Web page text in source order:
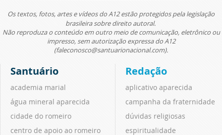
Os textos, fotos, artes e vídeos do A12 estão protegidos pela legislação
brasileira sobre direito autoral.
Não reproduza o conteúdo em outro meio de comunicação, eletrônico ou
impresso, sem autorização expressa do A12
(faleconosco@santuarionacional.com).
Santuário
academia marial
água mineral aparecida
cidade do romeiro
centro de apoio ao romeiro
Redação
aplicativo aparecida
campanha da fraternidade
dúvidas religiosas
espiritualidade